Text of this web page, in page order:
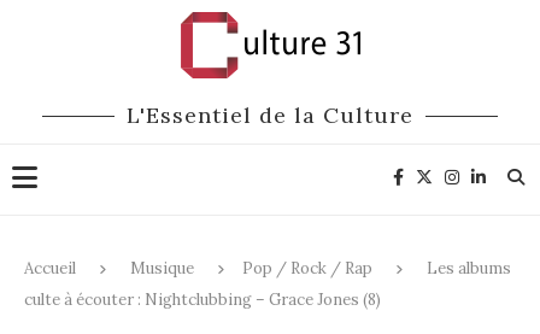
L'Essentiel de la Culture
Accueil Musique Pop / Rock / Rap
Les albums
culte à écouter : Nightclubbing – Grace Jones (8)